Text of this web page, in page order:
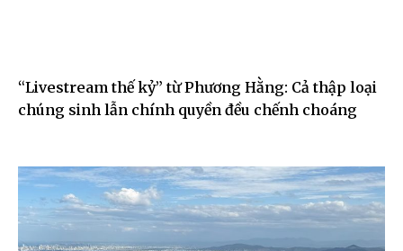
“Livestream thế kỷ” từ Phương Hằng: Cả thập loại
chúng sinh lẫn chính quyền đều chếnh choáng